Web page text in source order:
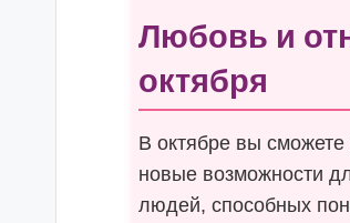
Любовь и
октября
В октябре вы
новые возможности
людей, способных